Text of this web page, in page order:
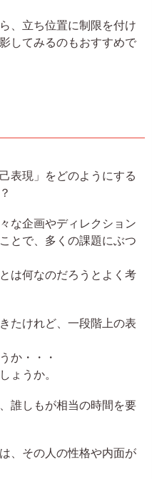
、立ち位置に制限を付け
してみるのもおすすめで
表現」をどのようにする
な企画やディレクション
とで、多くの課題にぶつ
は何なのだろうとよく考
たけれど、一段階上の表
か・・・
ょうか。
誰しもが相当の時間を要
、その人の性格や内面が